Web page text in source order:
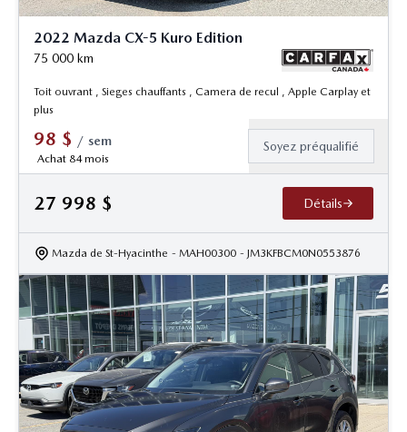
2022 Mazda CX-5 Kuro Edition
75 000 km
Toit ouvrant , Sieges chauffants , Camera de recul , Apple Carplay et
plus
98 $ / sem
Achat 84 mois
Soyez préqualifié
27 998 $ Détails
Mazda de St-Hyacinthe - MAH00300 - JM3KFBCM0N0553876